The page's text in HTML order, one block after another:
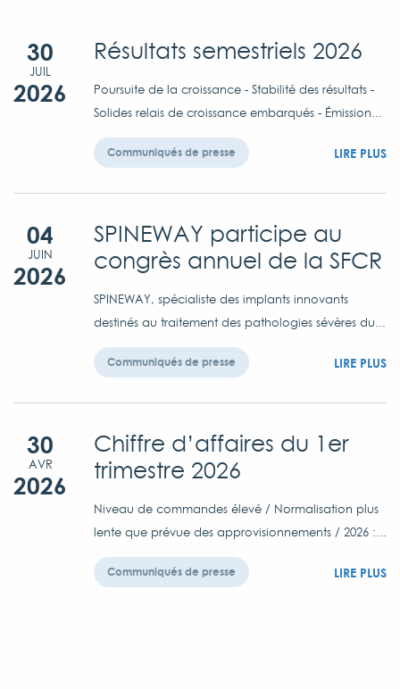
30
JUIL
2026
Résultats semestriels 2026
Poursuite de la croissance - Stabilité des résultats -
Solides relais de croissance embarqués - Émission...
Communiqués de presse LIRE PLUS
04
JUIN
2026
SPINEWAY participe au
congrès annuel de la SFCR
SPINEWAY, spécialiste des implants innovants
destinés au traitement des pathologies sévères du...
Communiqués de presse LIRE PLUS
30
AVR
2026
Chiffre d’affaires du 1er
trimestre 2026
Niveau de commandes élevé / Normalisation plus
lente que prévue des approvisionnements / 2026 :...
Communiqués de presse LIRE PLUS